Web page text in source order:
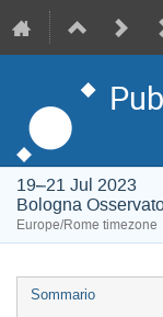
19–21 Jul 2023
Bologna
Europe/Rome timezone
Event
Sommario